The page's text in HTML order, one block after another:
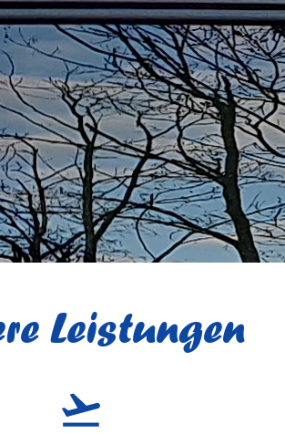
Leistungen
flight_takeoff